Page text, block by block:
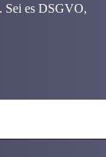
Sei es DSGVO,